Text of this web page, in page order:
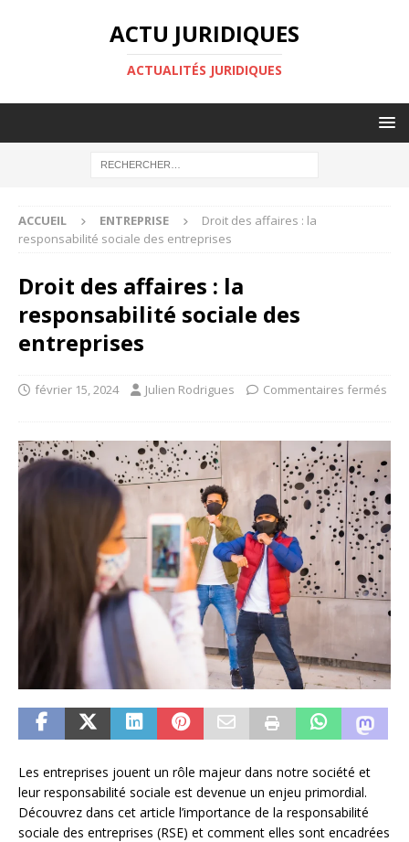
ACTU JURIDIQUES
ACTUALITÉS JURIDIQUES
ACCUEIL ENTREPRISE
Droit des affaires : la
responsabilité sociale des entreprises
Droit des affaires : la
responsabilité sociale des
entreprises
février 15, 2024 Julien Rodrigues Commentaires fermés
Les entreprises jouent un rôle majeur dans notre société et
leur responsabilité sociale est devenue un enjeu primordial.
Découvrez dans cet article l’importance de la responsabilité
sociale des entreprises (RSE) et comment elles sont encadrées